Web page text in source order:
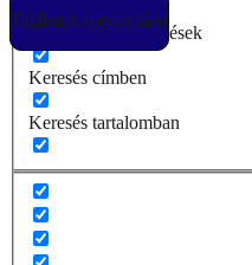
Találatok megnyitása
Csak pontos egyezések
Keresés címben
Keresés tartalomban